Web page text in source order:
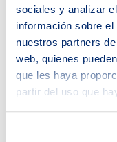
sociales y analizar
información sobre
nuestros partners
web, quienes
que les haya
partir del uso que
del